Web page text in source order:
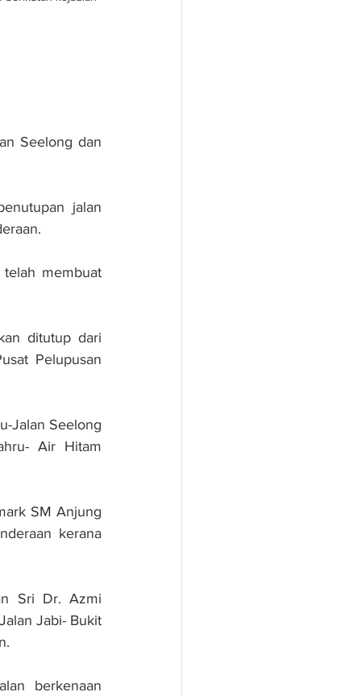
Seelong dan
jalan
telah membuat
ditutup dari
Pelupusan
Jalan Seelong
Air Hitam
SM Anjung
kerana
Sri Dr. Azmi
Jabi- Bukit
berkenaan